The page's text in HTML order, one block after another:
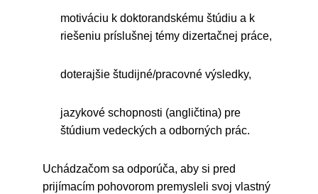
motiváciu k doktorandskému štúdiu a k
riešeniu príslušnej témy dizertačnej práce,
doterajšie študijné/pracovné výsledky,
jazykové schopnosti (angličtina) pre
štúdium vedeckých a odborných prác.
Uchádzačom sa odporúča, aby si pred
prijímacím pohovorom premysleli svoj vlastný